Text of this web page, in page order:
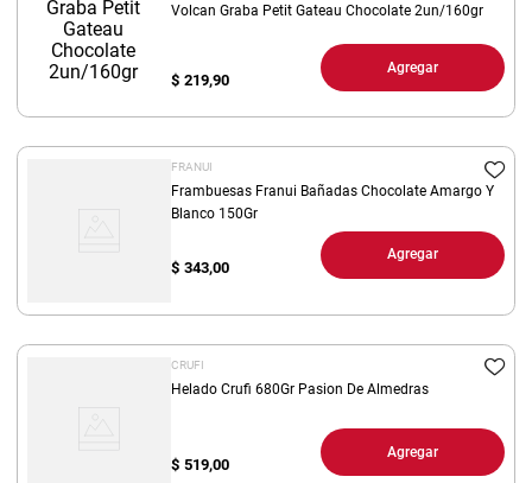
Volcan Graba Petit Gateau Chocolate 2un/160gr
$ 219,90
Agregar
FRANUI
Frambuesas Franui Bañadas Chocolate Amargo Y
Blanco 150Gr
$ 343,00
Agregar
CRUFI
Helado Crufi 680Gr Pasion De Almedras
$ 519,00
Agregar